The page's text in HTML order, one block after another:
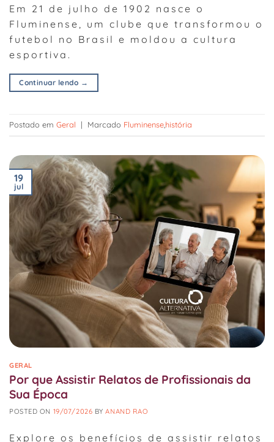
Em 21 de julho de 1902 nasce o
Fluminense, um clube que transformou o
futebol no Brasil e moldou a cultura
esportiva.
Continuar lendo →
Postado em Geral | Marcado Fluminense,história
19
jul
GERAL
Por que Assistir Relatos de Profissionais da
Sua Época
POSTED ON 19/07/2026 BYANAND RAO
Explore os benefícios de assistir relatos